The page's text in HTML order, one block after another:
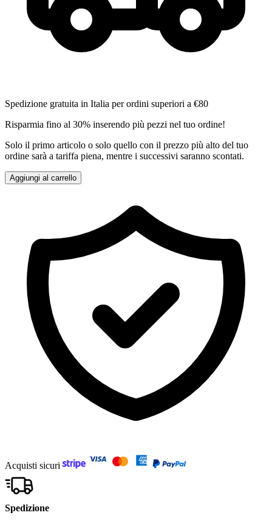
Spedizione gratuita in Italia per ordini superiori a €80
Risparmia fino al 30% inserendo più pezzi nel tuo ordine!
Solo il primo articolo o solo quello con il prezzo più alto del tuo
ordine sarà a tariffa piena, mentre i successivi saranno scontati.
Aggiungi al carrello
Acquisti sicuri
Spedizione